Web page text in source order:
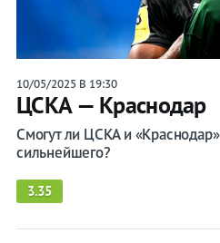
10/05/2025 В 19:30
ЦСКА — Краснодар
Смогут ли ЦСКА и
сильнейшего?
3.35